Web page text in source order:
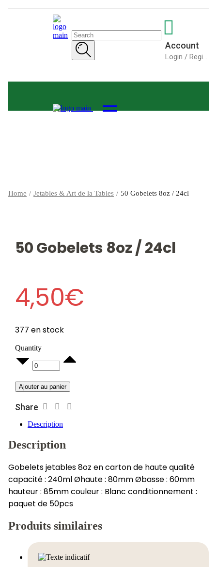
Search
for:
Account
Home Jetables & Art de la Tables 50 Gobelets 8oz / 24cl
50 Gobelets 8oz / 24cl
4,50€
377 en stock
Quantity
50
Gobelets
/
24cl
Ajouter au panier
Share
Description
Description
Gobelets jetables 8oz en carton de haute qualité
capacité : 240ml Øhaute : 80mm Øbasse : 60mm
hauteur : 85mm couleur : Blanc conditionnement :
paquet de 50pcs
Produits similaires